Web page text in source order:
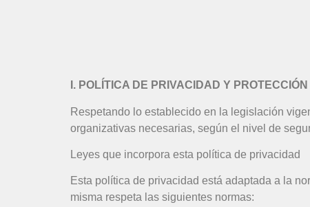
I. POLÍTICA DE PRIVACIDAD Y
Respetando lo establecido en la legislación
organizativas necesarias, según el nivel de
Leyes que incorpora esta política de privacidad
Esta política de privacidad está adaptada a la
misma respeta las siguientes normas: